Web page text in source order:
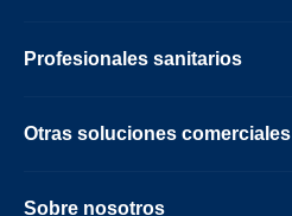
Profesionales sanitarios
Otras soluciones comerciales
Sobre nosotros